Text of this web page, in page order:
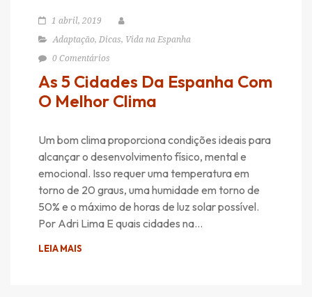
1 abril, 2019
Adaptação, Dicas, Vida na Espanha
0 Comentários
As 5 Cidades Da Espanha Com
O Melhor Clima
Um bom clima proporciona condições ideais para
alcançar o desenvolvimento físico, mental e
emocional. Isso requer uma temperatura em
torno de 20 graus, uma humidade em torno de
50% e o máximo de horas de luz solar possível.
Por Adri Lima E quais cidades na…
LEIA MAIS